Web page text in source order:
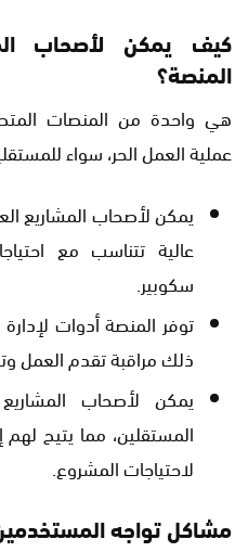
كيف يمكن لأصحاب
المنصة؟
هي واحدة من المنصات
عملية العمل الحر، سواء
يمكن لأصحاب المشاريع
عالية تتناسب مع
سكوبير.
توفر المنصة أدوات
ذلك مراقبة تقدم العمل
يمكن لأصحاب
المستقلين، مما يتيح لهم
لاحتياجات المشروع.
مشاكل تواجه